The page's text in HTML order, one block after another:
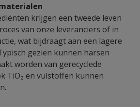
krijgen een tweede leven
van onze leveranciers of in
wat bijdraagt aan een lagere
gezien kunnen harsen
worden van gerecyclede
TiO₂ en vulstoffen kunnen